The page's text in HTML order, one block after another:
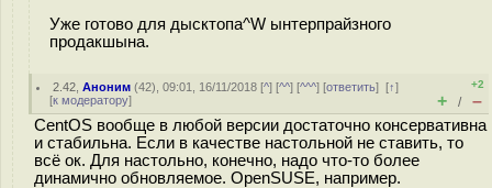
Уже готово для дысктопа^W ынтерпрайзного
продакшына.
2.42 ,Аноним (42), 09:01, 16/11/2018 [^] [^^] [^^^] [ответить][↑]
[к модератору]
+2
+ / –
CentOS вообще в любой версии достаточно консервативна
и стабильна. Если в качестве настольной не ставить, то
всё ок. Для настольно, конечно, надо что-то более
динамично обновляемое. OpenSUSE, например.